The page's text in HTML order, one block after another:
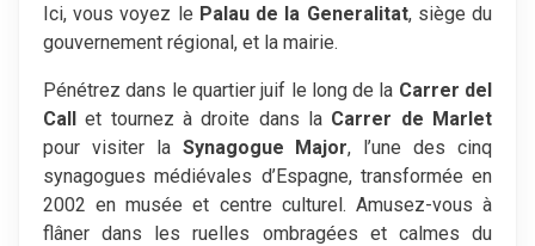
Ici, vous voyez le Palau de la Generalitat, siège du
gouvernement régional, et la mairie.
Pénétrez dans le quartier juif le long de la Carrer del
Call et tournez à droite dans la Carrer de Marlet
pour visiter la Synagogue Major, l’une des cinq
synagogues médiévales d’Espagne, transformée en
2002 en musée et centre culturel. Amusez-vous à
flâner dans les ruelles ombragées et calmes du